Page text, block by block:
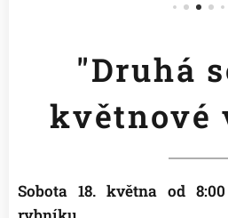
"Druhá
květnové
Sobota 18. května od